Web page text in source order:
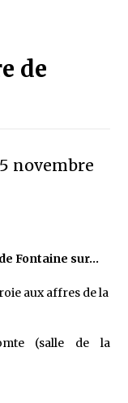
de
novembre
Fontaine sur…
aux affres de la
(salle de la